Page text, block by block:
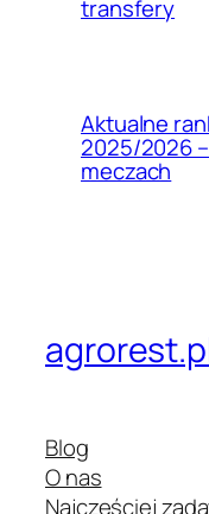
transfery
Aktualne
2025/2026
meczach
Blog
O nas
Najczęściej